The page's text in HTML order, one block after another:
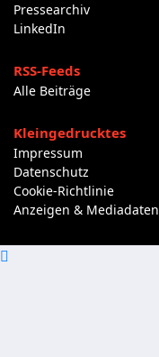
Pressearchiv
LinkedIn
RSS-Feeds
Alle Beiträge
Kleingedrucktes
Impressum
Datenschutz
Cookie-Richtlinie
Anzeigen & Mediadaten